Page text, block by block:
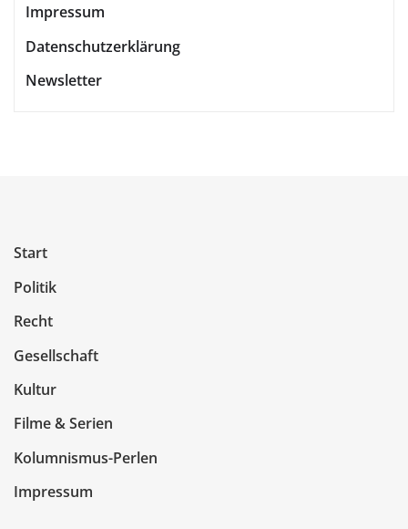
Impressum
Datenschutzerklärung
Newsletter
Start
Politik
Recht
Gesellschaft
Kultur
Filme & Serien
Kolumnismus-Perlen
Impressum